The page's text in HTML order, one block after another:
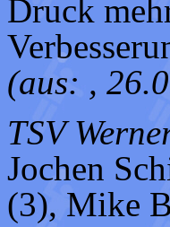
Druck
(aus: ,
TSV
Jochen
(3), Mike